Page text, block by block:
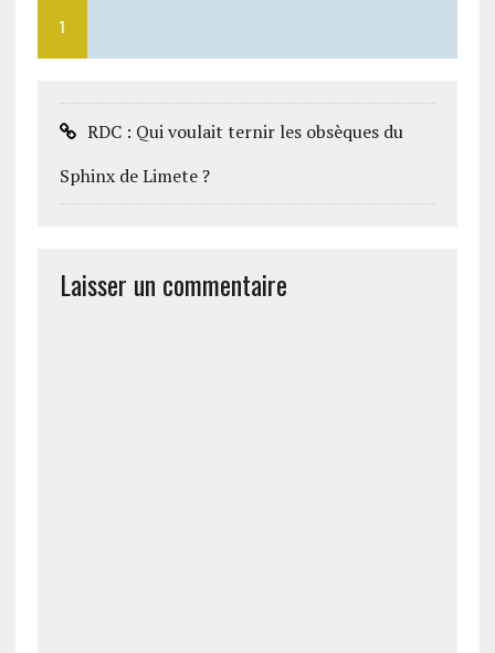
1
RDC : Qui voulait ternir les obsèques du
Sphinx de Limete ?
Laisser un commentaire